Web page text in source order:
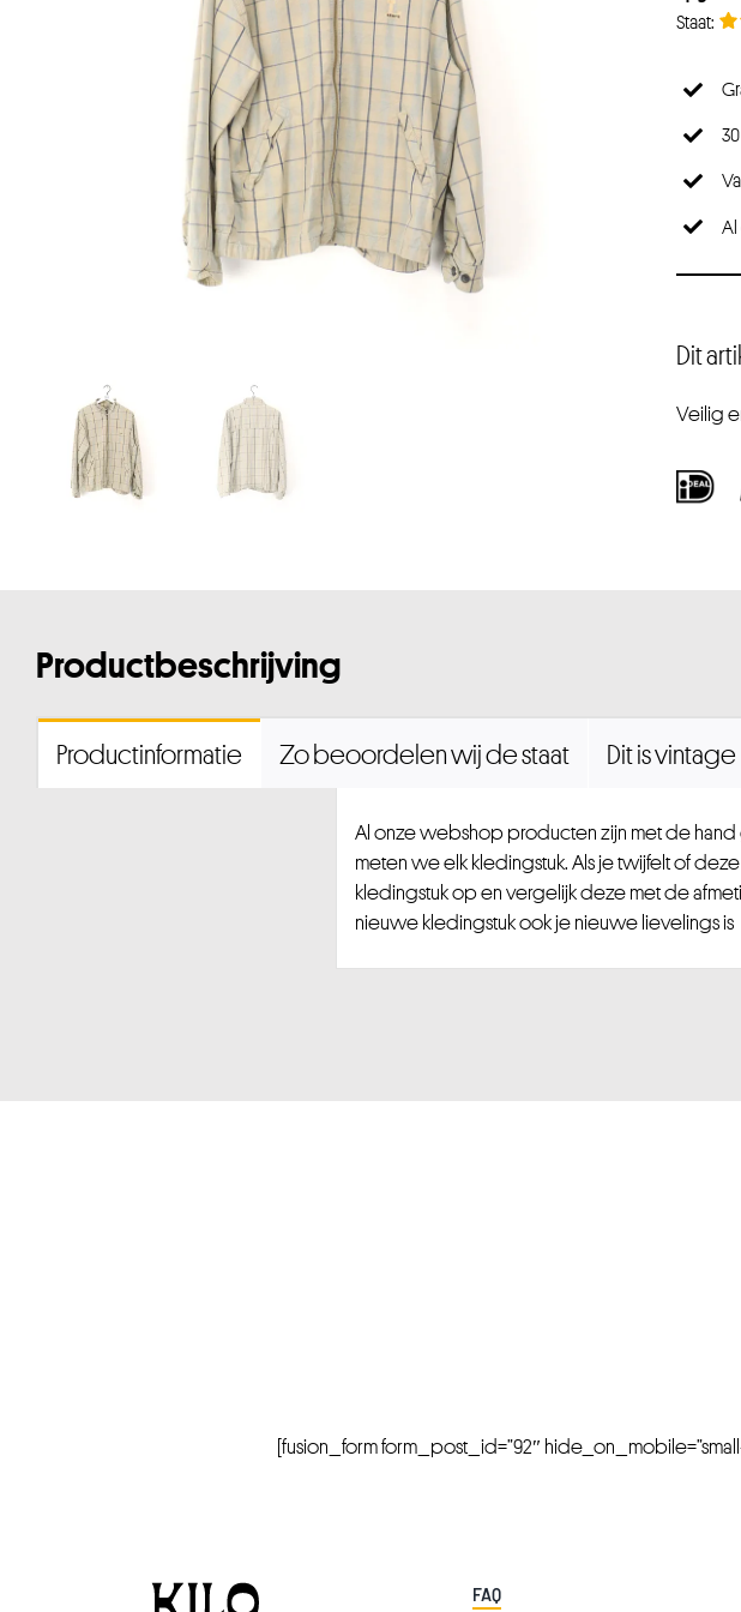
Dit
Veilig
Productbeschrijving
Productinformatie Zo beoordelen wij de staat Dit is vintage
Al onze webshop producten zijn met de
meten we elk kledingstuk. Als je twijfelt of
kledingstuk op en vergelijk deze met de
nieuwe kledingstuk ook je nieuwe lievelings is
[fusion_form form_post_id=”92″
FAQ